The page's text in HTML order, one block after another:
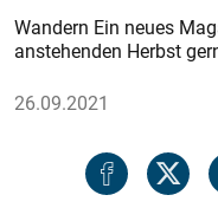
Wandern Ein neues
anstehenden Herbst
26.09.2021